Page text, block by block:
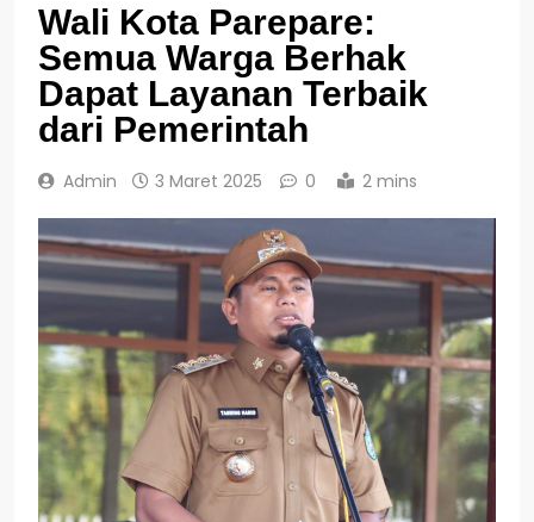
Wali Kota Parepare:
Semua Warga Berhak
Dapat Layanan Terbaik
dari Pemerintah
Admin 3 Maret 2025 0 2 mins